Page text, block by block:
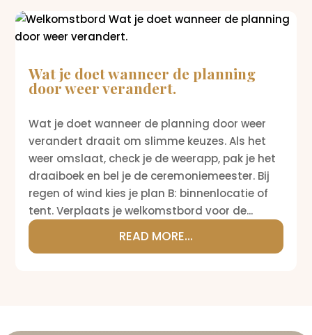
Wat je doet wanneer de planning
door weer verandert.
Wat je doet wanneer de planning door weer
verandert draait om slimme keuzes. Als het
weer omslaat, check je de weerapp, pak je het
draaiboek en bel je de ceremoniemeester. Bij
regen of wind kies je plan B: binnenlocatie of
tent. Verplaats je welkomstbord voor de...
READ MORE...